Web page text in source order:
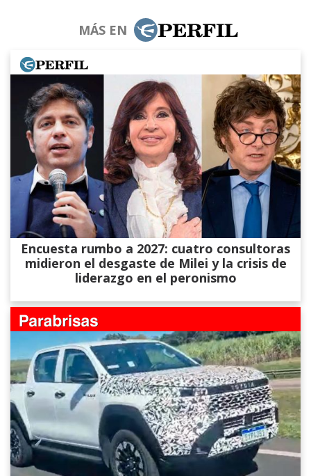
MÁS EN
Encuesta rumbo a 2027: cuatro consultoras
midieron el desgaste de Milei y la crisis de
liderazgo en el peronismo